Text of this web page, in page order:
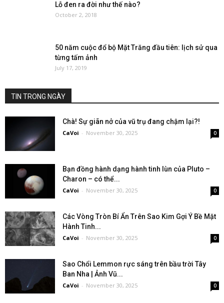
Lỗ đen ra đời như thế nào?
October 2, 2018
50 năm cuộc đổ bộ Mặt Trăng đầu tiên: lịch sử qua
từng tấm ảnh
July 17, 2019
TIN TRONG NGÀY
Chà! Sự giãn nở của vũ trụ đang chậm lại?!
CaVoi - November 30, 2025 0
Bạn đồng hành dạng hành tinh lùn của Pluto –
Charon – có thể...
CaVoi - November 30, 2025 0
Các Vòng Tròn Bí Ẩn Trên Sao Kim Gợi Ý Bề Mặt
Hành Tinh...
CaVoi - November 30, 2025 0
Sao Chổi Lemmon rực sáng trên bầu trời Tây
Ban Nha | Ảnh Vũ...
CaVoi - November 30, 2025 0